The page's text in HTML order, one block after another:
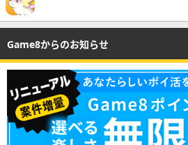
Game8からのお知らせ